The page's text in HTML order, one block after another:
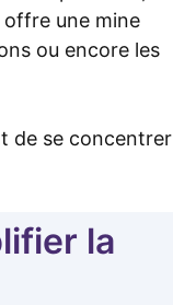
offre une mine
ou encore les
de se concentrer
la